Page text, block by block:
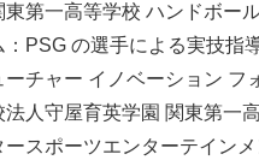
東第一高等学校 ハンドボー
：PSG の選手による実技指
ーチャー イノベーション フ
法人守屋育英学園 関東第一
ースポーツエンターテイン